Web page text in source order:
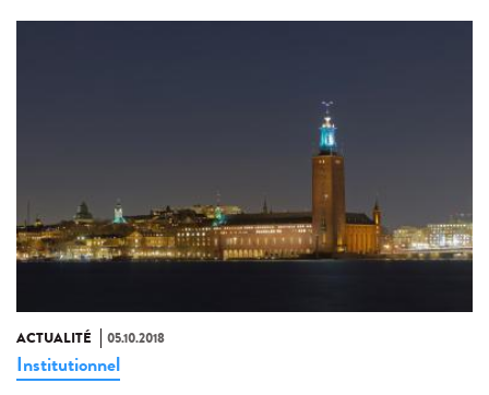
ACTUALITÉ 05.10.2018
Institutionnel